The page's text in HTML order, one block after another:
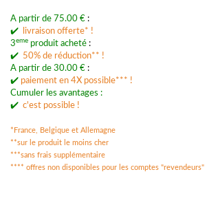
A partir de 75.00 € :
✔️
livraison offerte* !
3eme produit acheté :
✔️ 50% de réduction** !
A partir de 30.00 € :
✔️ paiement en 4X possible*** !
Cumuler les avantages :
✔️ c'est possible !
*France, Belgique et Allemagne
**sur le produit le moins cher
***sans frais supplémentaire
**** offres non disponibles pour les comptes "revendeurs"